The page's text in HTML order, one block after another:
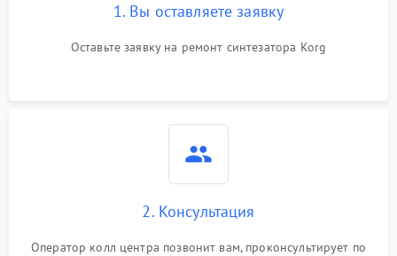
1. Вы оставляете заявку
Оставьте заявку на ремонт синтезатора Korg
2. Консультация
Оператор колл центра позвонит вам, проконсультирует по